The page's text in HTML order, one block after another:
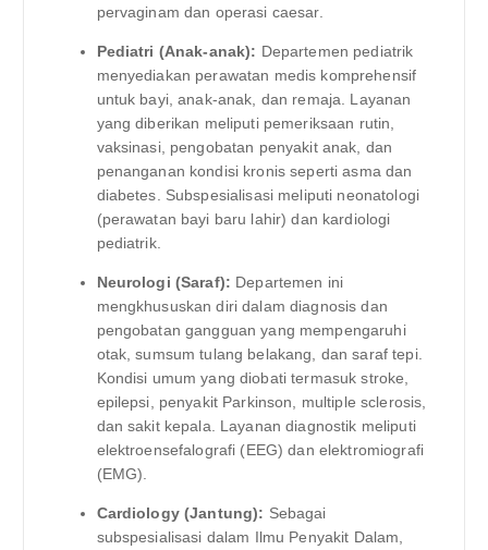
pervaginam dan operasi caesar.
Pediatri (Anak-anak): Departemen pediatrik
menyediakan perawatan medis komprehensif
untuk bayi, anak-anak, dan remaja. Layanan
yang diberikan meliputi pemeriksaan rutin,
vaksinasi, pengobatan penyakit anak, dan
penanganan kondisi kronis seperti asma dan
diabetes. Subspesialisasi meliputi neonatologi
(perawatan bayi baru lahir) dan kardiologi
pediatrik.
Neurologi (Saraf): Departemen ini
mengkhususkan diri dalam diagnosis dan
pengobatan gangguan yang mempengaruhi
otak, sumsum tulang belakang, dan saraf tepi.
Kondisi umum yang diobati termasuk stroke,
epilepsi, penyakit Parkinson, multiple sclerosis,
dan sakit kepala. Layanan diagnostik meliputi
elektroensefalografi (EEG) dan elektromiografi
(EMG).
Cardiology (Jantung): Sebagai
subspesialisasi dalam Ilmu Penyakit Dalam,